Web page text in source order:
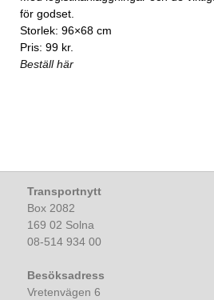
för godset.
Storlek: 96×68 cm
Pris: 99 kr.
Beställ här
Transportnytt
Box 2082
169 02 Solna
08-514 934 00
Besöksadress
Vretenvägen 6